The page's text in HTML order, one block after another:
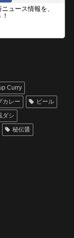
ュース情報を、
Curry
カレー
ビール
ダシ
秘伝醤